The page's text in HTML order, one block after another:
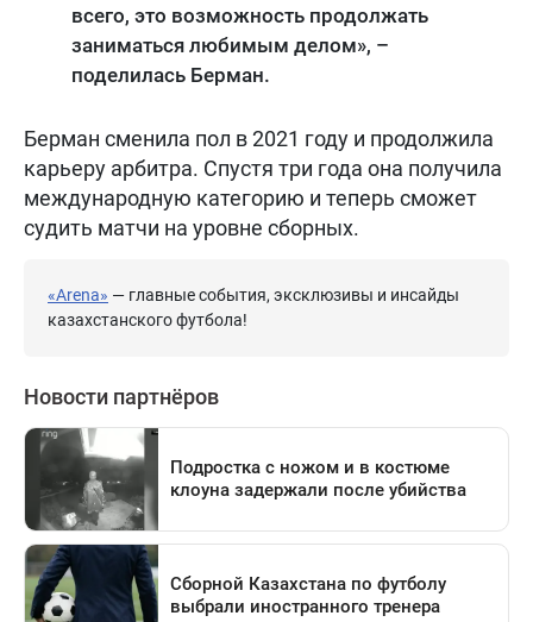
всего, это возможность продолжать
заниматься любимым делом», –
поделилась Берман.
Берман сменила пол в 2021 году и продолжила
карьеру арбитра. Спустя три года она получила
международную категорию и теперь сможет
судить матчи на уровне сборных.
«Arena» — главные события, эксклюзивы и инсайды
казахстанского футбола!